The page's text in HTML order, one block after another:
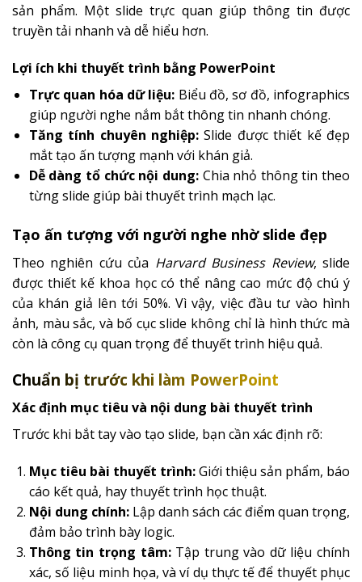
sản phẩm. Một slide trực quan giúp thông tin được
truyền tải nhanh và dễ hiểu hơn.
Lợi ích khi thuyết trình bằng PowerPoint
Trực quan hóa dữ liệu: Biểu đồ, sơ đồ, infographics
giúp người nghe nắm bắt thông tin nhanh chóng.
Tăng tính chuyên nghiệp: Slide được thiết kế đẹp
mắt tạo ấn tượng mạnh với khán giả.
Dễ dàng tổ chức nội dung:Chia nhỏ thông tin theo
từng slide giúp bài thuyết trình mạch lạc.
Tạo ấn tượng với người nghe nhờ slide đẹp
Theo nghiên cứu của Harvard Business Review, slide
được thiết kế khoa học có thể nâng cao mức độ chú ý
của khán giả lên tới 50%. Vì vậy, việc đầu tư vào hình
ảnh, màu sắc, và bố cục slide không chỉ là hình thức mà
còn là công cụ quan trọng để thuyết trình hiệu quả.
Chuẩn bị trước khi làm PowerPoint
Xác định mục tiêu và nội dung bài thuyết trình
Trước khi bắt tay vào tạo slide, bạn cần xác định rõ:
Mục tiêu bài thuyết trình:Giới thiệu sản phẩm, báo
cáo kết quả, hay thuyết trình học thuật.
Nội dung chính:Lập danh sách các điểm quan trọng,
đảm bảo trình bày logic.
Thông tin trọng tâm:Tập trung vào dữ liệu chính
xác, số liệu minh họa, và ví dụ thực tế để thuyết phục